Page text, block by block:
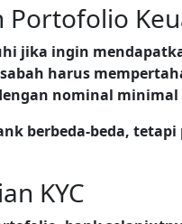
jika ingin
harus
nominal
berbeda-beda,
KYC